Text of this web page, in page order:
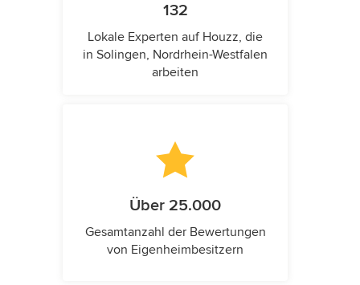
132
Lokale Experten auf Houzz, die
in Solingen, Nordrhein-Westfalen
arbeiten
Über 25.000
Gesamtanzahl der Bewertungen
von Eigenheimbesitzern